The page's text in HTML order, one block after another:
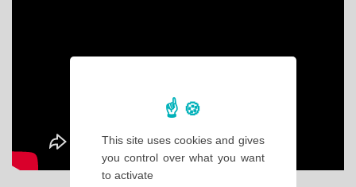
This site uses cookies and gives
you control over what you want
to activate